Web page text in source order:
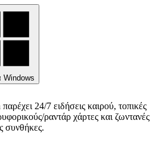
Windows
24/7 ειδήσεις καιρού, τοπικές
ραντάρ χάρτες και ζωντανές
συνθήκες.